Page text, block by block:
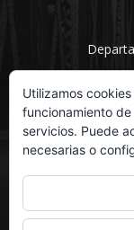
Utilizamos
funcionamiento
servicios. Puede
necesarias o